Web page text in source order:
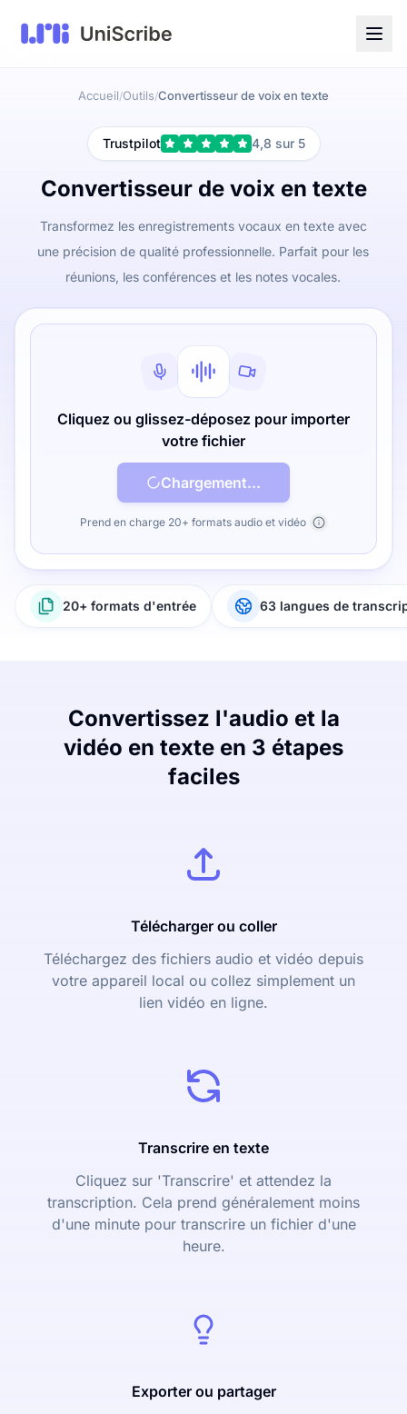
Accueil/Outils/Convertisseur de voix en texte
Trustpilot 4,8 sur 5
Convertisseur de voix en texte
Transformez les enregistrements vocaux en texte avec
une précision de qualité professionnelle. Parfait pour les
réunions, les conférences et les notes vocales.
Cliquez ou glissez-déposez pour importer
votre fichier
Chargement...
Prend en charge 20+ formats audio et vidéo
20+ formats d'entrée 63 langues de
Convertissez l'audio et la
vidéo en texte en 3 étapes
faciles
Télécharger ou coller
Téléchargez des fichiers audio et vidéo depuis
votre appareil local ou collez simplement un
lien vidéo en ligne.
Transcrire en texte
Cliquez sur 'Transcrire' et attendez la
transcription. Cela prend généralement moins
d'une minute pour transcrire un fichier d'une
heure.
Exporter ou partager